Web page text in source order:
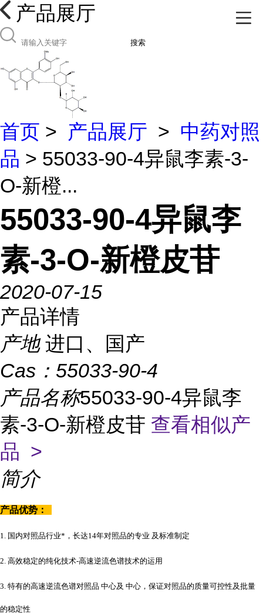
产品展厅
搜索
首页 > 产品展厅 > 中药对照
品 > 55033-90-4异鼠李素-3-
O-新橙...
55033-90-4异鼠李
素-3-O-新橙皮苷
2020-07-15
产品详情
产地 进口、国产
Cas： 55033-90-4
产品名称55033-90-4异鼠李
素-3-O-新橙皮苷 查看相似产
品 >
简介
产品优势：
1. 国内对照品行业*，长达14年对照品的专业 及标准制定
2. 高效稳定的纯化技术-高速逆流色谱技术的运用
3. 特有的高速逆流色谱对照品 中心及 中心，保证对照品的质量可控性及批量
的稳定性